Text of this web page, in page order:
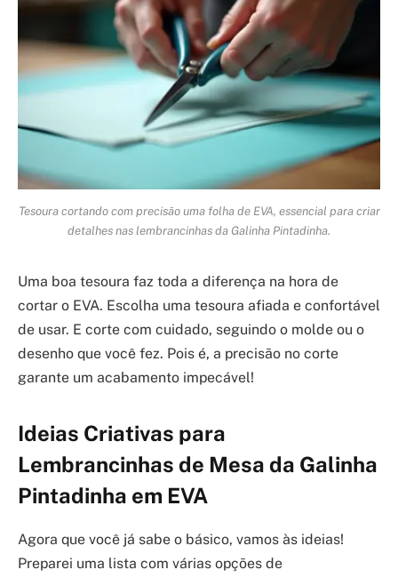
Tesoura cortando com precisão uma folha de EVA, essencial para criar
detalhes nas lembrancinhas da Galinha Pintadinha.
Uma boa tesoura faz toda a diferença na hora de
cortar o EVA. Escolha uma tesoura afiada e confortável
de usar. E corte com cuidado, seguindo o molde ou o
desenho que você fez. Pois é, a precisão no corte
garante um acabamento impecável!
Ideias Criativas para
Lembrancinhas de Mesa da Galinha
Pintadinha em EVA
Agora que você já sabe o básico, vamos às ideias!
Preparei uma lista com várias opções de